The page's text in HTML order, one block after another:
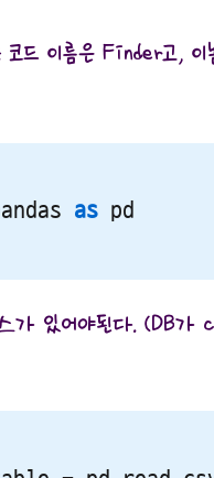
드 이름은 Finder고, 이
as pd
가 있어야된다. (DB가